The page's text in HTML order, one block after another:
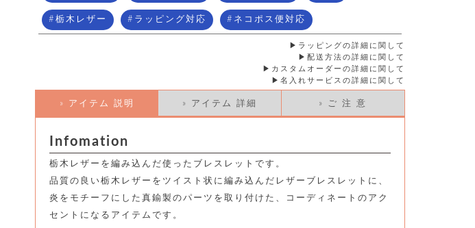
栃木レザー ラッピング対応 ネコポス便対応
ラッピングの詳細に関して
配送方法の詳細に関して
カスタムオーダーの詳細に関して
名入れサービスの詳細に関して
» アイテム 説明 » アイテム 詳細 » ご 注 意
Infomation
栃木レザーを編み込んだ使ったブレスレットです。
品質の良い栃木レザーをツイスト状に編み込んだレザーブレスレットに、
炎をモチーフにした真鍮製のパーツを取り付けた、コーディネートのアク
セントになるアイテムです。